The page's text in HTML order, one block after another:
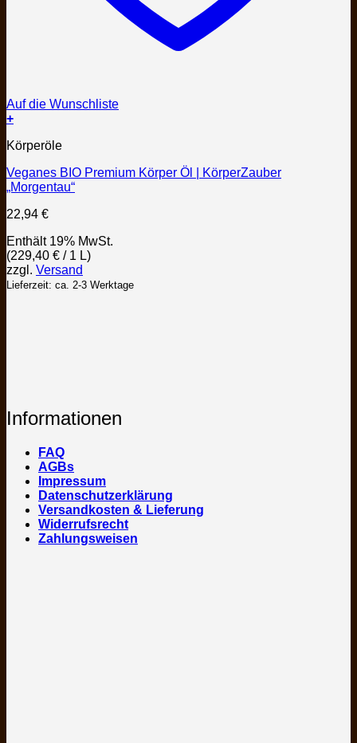
Auf die Wunschliste
+
Körperöle
Veganes BIO Premium Körper Öl | KörperZauber
„Morgentau“
22,94 €
Enthält 19% MwSt.
(229,40 € / 1 L)
zzgl. Versand
Lieferzeit: ca. 2-3 Werktage
Informationen
FAQ
AGBs
Impressum
Datenschutzerklärung
Versandkosten & Lieferung
Widerrufsrecht
Zahlungsweisen